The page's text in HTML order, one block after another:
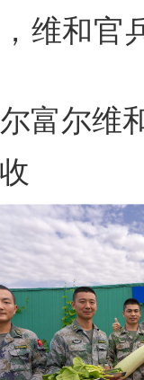
和官兵
尔维